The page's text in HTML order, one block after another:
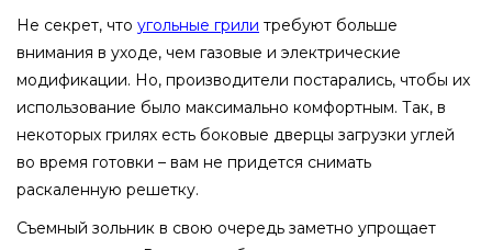
Не секрет, что угольные грили требуют больше
внимания в уходе, чем газовые и электрические
модификации. Но, производители постарались, чтобы их
использование было максимально комфортным. Так, в
некоторых грилях есть боковые дверцы загрузки углей
во время готовки – вам не придется снимать
раскаленную решетку.
Съемный зольник в свою очередь заметно упрощает